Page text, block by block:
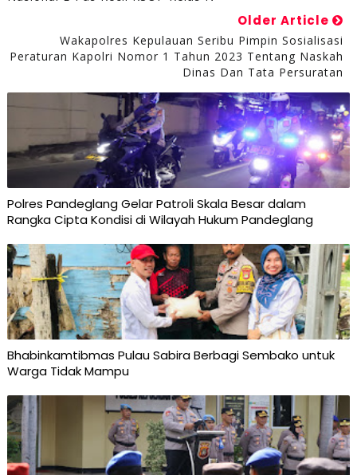
Older Article
Wakapolres Kepulauan Seribu Pimpin Sosialisasi
Peraturan Kapolri Nomor 1 Tahun 2023 Tentang Naskah
Dinas Dan Tata Persuratan
Polres Pandeglang Gelar Patroli Skala Besar dalam
Rangka Cipta Kondisi di Wilayah Hukum Pandeglang
Bhabinkamtibmas Pulau Sabira Berbagi Sembako untuk
Warga Tidak Mampu